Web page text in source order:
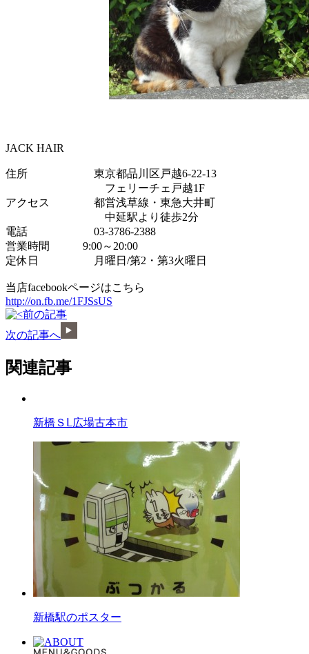
JACK HAIR
住所 東京都品川区戸越6-22-13
フェリーチェ戸越1F
アクセス 都営浅草線・東急大井町
中延駅より徒歩2分
電話 03-3786-2388
営業時間 9:00～20:00
定休日 月曜日/第2・第3火曜日
当店facebookページはこちら
http://on.fb.me/1FJSsUS
前の記事
次の記事へ
関連記事
新橋ＳⅬ広場古本市
新橋駅のポスター